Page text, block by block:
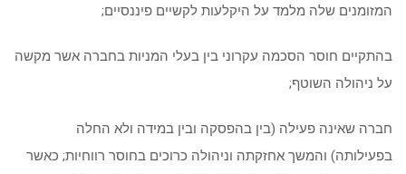
המזומנים שלה מלמד על היקלעות לקשיים פיננסיים;
בהתקיים חוסר הסכמה עקרוני בין בעלי המניות בחברה אשר מקשה
על ניהולה השוטף;
חברה שאינה פעילה (בין בהפסקה ובין במידה ולא החלה
בפעילותה) והמשך אחזקתה וניהולה כרוכים בחוסר רווחיות; כאשר